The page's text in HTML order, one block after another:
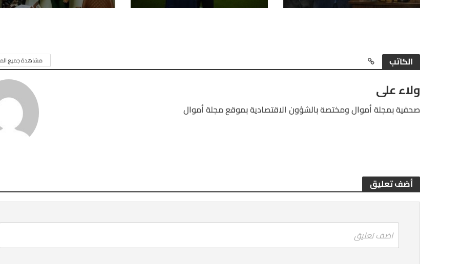
الكاتب مشاهدة جميع
ولاء على
صحفية بمجلة أموال ومختصة بالشؤون الاقتصادية بموقع مجلة أموال
أضف تعليق
اضف تعليق